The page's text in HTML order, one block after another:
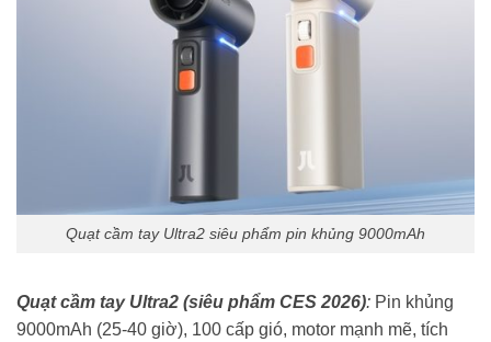
Quạt cầm tay Ultra2 siêu phẩm pin khủng 9000mAh
Quạt cầm tay Ultra2 (siêu phẩm CES 2026): Pin khủng
9000mAh (25-40 giờ), 100 cấp gió, motor mạnh mẽ, tích